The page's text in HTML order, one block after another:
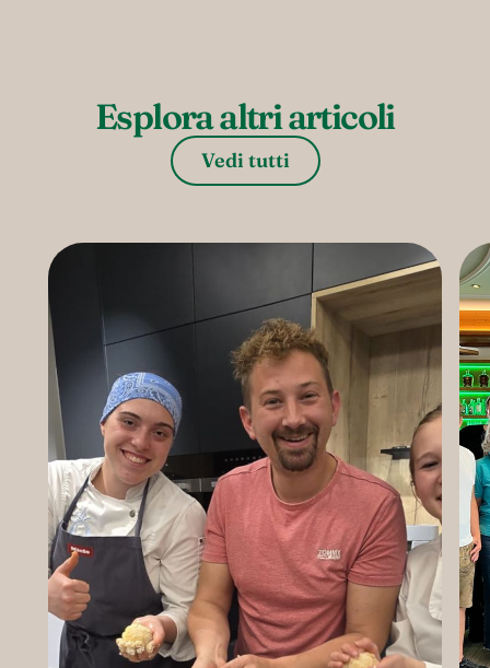
Esplora altri articoli
Vedi tutti